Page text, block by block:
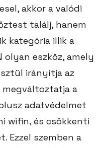
akkor a valódi
találj, hanem
kategória illik a
olyan eszköz, amely
irányítja az
a
adatvédelmet
wifin, és csökkenti
Ezzel szemben a